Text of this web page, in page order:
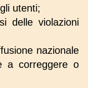
utenti;
delle violazioni
nazionale
a correggere o